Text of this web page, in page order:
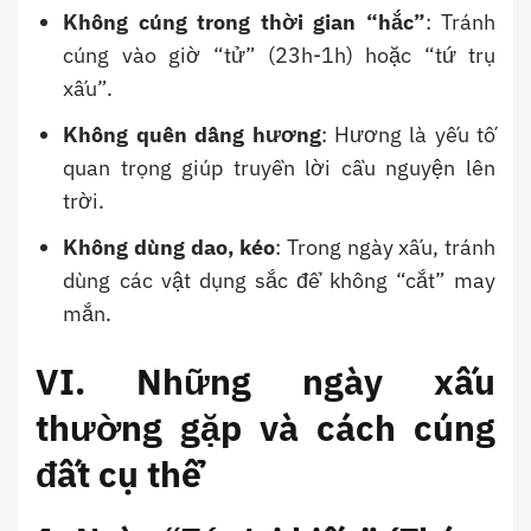
Không cúng trong thời gian “hắc”: Tránh
cúng vào giờ “tử” (23h-1h) hoặc “tứ trụ
xấu”.
Không quên dâng hương: Hương là yếu tố
quan trọng giúp truyền lời cầu nguyện lên
trời.
Không dùng dao, kéo: Trong ngày xấu, tránh
dùng các vật dụng sắc để không “cắt” may
mắn.
VI. Những ngày xấu
thường gặp và cách cúng
đất cụ thể